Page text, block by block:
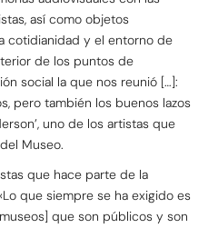
así como objetos
cotidianidad y el entorno de
de los puntos de
social la que nos reunió […]:
pero también los buenos lazos
uno de los artistas que
Museo.
que hace parte de la
que siempre se ha exigido es
que son públicos y son